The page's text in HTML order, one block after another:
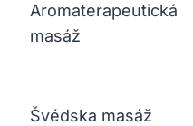
Aromaterapeutická
masáž
Švédska masáž